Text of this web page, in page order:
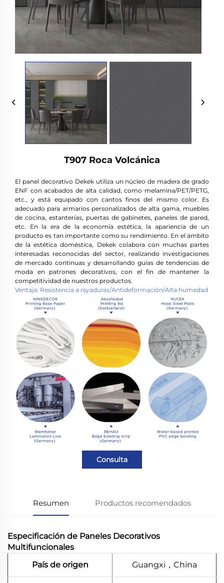
T907 Roca Volcánica
El panel decorativo Dekek utiliza un núcleo de madera de grado
ENF con acabados de alta calidad, como melamina/PET/PETG,
etc., y está equipado con cantos finos del mismo color. Es
adecuado para armarios personalizados de alta gama, muebles
de cocina, estanterías, puertas de gabinetes, paneles de pared,
etc. En la era de la economía estética, la apariencia de un
producto es tan importante como su rendimiento. En el ámbito
de la estética doméstica, Dekek colabora con muchas partes
interesadas reconocidas del sector, realizando investigaciones
de mercado continuas y desarrollando guías de tendencias de
moda en patrones decorativos, con el fin de mantener la
competitividad de nuestros productos.
Ventaja: Resistencia a rayaduras/Antideformación/Alta humedad
Consulta
Resumen Productos recomendados
Especificación de Paneles Decorativos
Multifuncionales
País de origen
Guangxi，China